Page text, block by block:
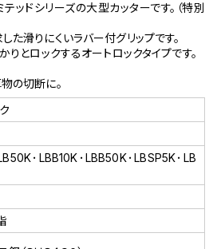
ッドシリーズの大型カッターです。（特別
滑りにくいラバー付グリップです。
りとロックするオートロックタイプです。
の切断に。
･LBB10K･LBB50K･LBSP5K･LB